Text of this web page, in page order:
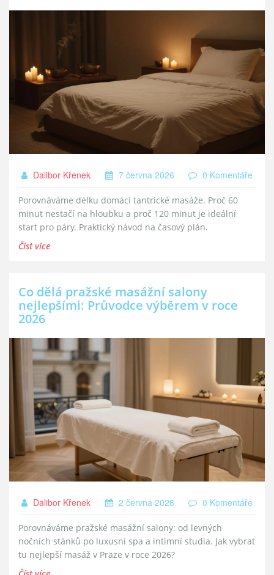
Dalibor Křenek 7 června 2026 0 Komentáře
Porovnáváme délku domácí tantrické masáže. Proč 60
minut nestačí na hloubku a proč 120 minut je ideální
start pro páry. Praktický návod na časový plán.
Číst více
Co dělá pražské masážní salony
nejlepšími: Průvodce výběrem v roce
2026
Dalibor Křenek 2 června 2026 0 Komentáře
Porovnáváme pražské masážní salony: od levných
nočních stánků po luxusní spa a intimní studia. Jak vybrat
tu nejlepší masáž v Praze v roce 2026?